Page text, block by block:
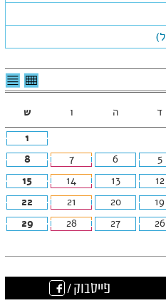
לצפיה
בטבלה
ד ה ו
ש
1
5
6
7
8
12
13
14
15
19
20
21
22
26
27
28
29
פייסבוק /